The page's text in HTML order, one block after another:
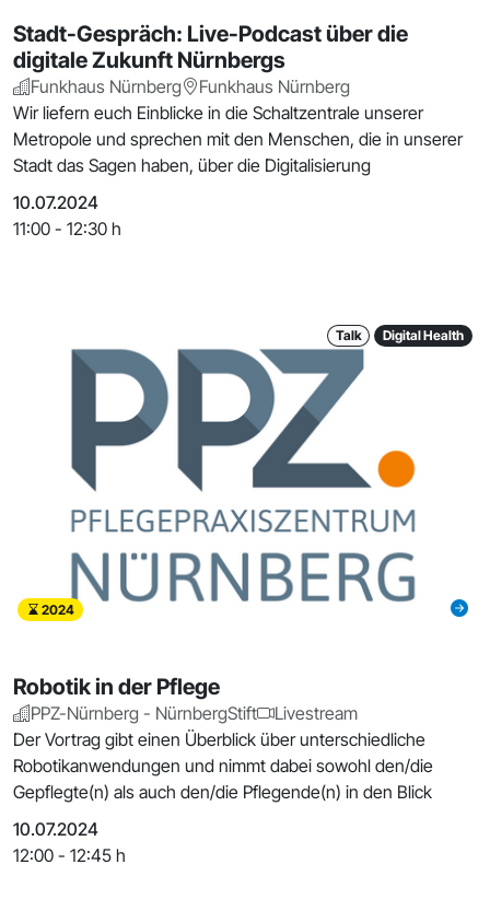
Stadt-Gespräch: Live-Podcast über die
digitale Zukunft Nürnbergs
Funkhaus Nürnberg
Funkhaus Nürnberg
Wir liefern euch Einblicke in die Schaltzentrale unserer
Metropole und sprechen mit den Menschen, die in unserer
Stadt das Sagen haben, über die Digitalisierung
10.07.2024
11:00 - 12:30 h
Talk Digital Health
2024
Robotik in der Pflege
PPZ-Nürnberg - NürnbergStift
Livestream
Der Vortrag gibt einen Überblick über unterschiedliche
Robotikanwendungen und nimmt dabei sowohl den/die
Gepflegte(n) als auch den/die Pflegende(n) in den Blick
10.07.2024
12:00 - 12:45 h